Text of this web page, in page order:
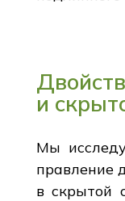
и
Мы
правление
в скрытой